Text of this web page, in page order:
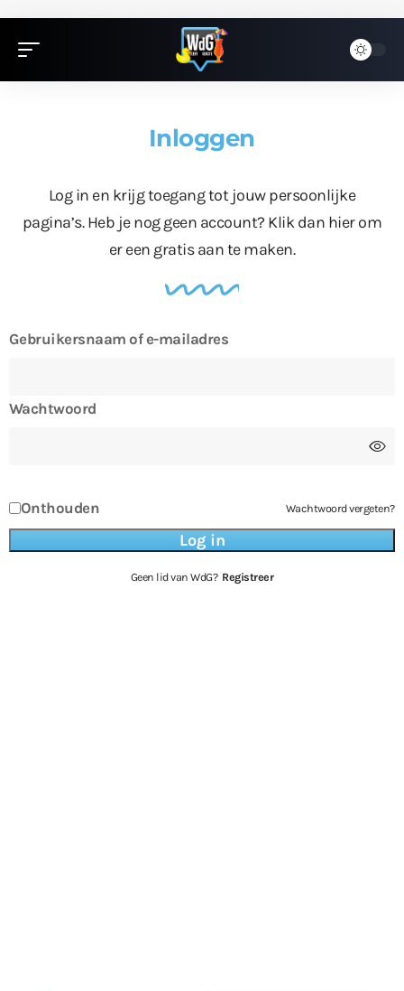
Inloggen
Log in en krijg toegang tot jouw persoonlijke
pagina’s. Heb je nog geen account? Klik dan hierom
er een gratis aan te maken.
Gebruikersnaam of e-mailadres
Wachtwoord
Onthouden Wachtwoord vergeten?
Geen lid van WdG? Registreer